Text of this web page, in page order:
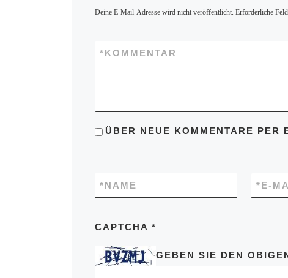
Deine E-Mail-Adresse wird nicht veröffentlicht. Erforderliche
KOMMENTAR
*
ÜBER NEUE KOMMENTARE PER
NAME
* E-
*
CAPTCHA *
GEBEN SIE DEN